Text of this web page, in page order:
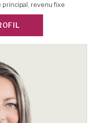
revenu fixe